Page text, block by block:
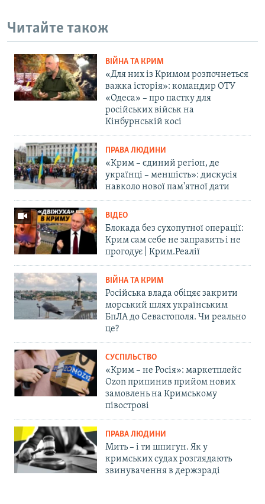
Читайте також
ВІЙНА ТА КРИМ
«Для них із Кримом розпочнеться
важка історія»: командир ОТУ
«Одеса» – про пастку для
російських військ на
Кінбурнській косі
ПРАВА ЛЮДИНИ
«Крим – єдиний регіон, де
українці – меншість»: дискусія
навколо нової пам'ятної дати
ВІДЕО
Блокада без сухопутної операції:
Крим сам себе не заправить і не
прогодує | Крим.Реалії
ВІЙНА ТА КРИМ
Російська влада обіцяє закрити
морський шлях українським
БпЛА до Севастополя. Чи реально
це?
СУСПІЛЬСТВО
«Крим – не Росія»: маркетплейс
Ozon припинив прийом нових
замовлень на Кримському
півострові
ПРАВА ЛЮДИНИ
Мить – і ти шпигун. Як у
кримських судах розглядають
звинувачення в держзраді